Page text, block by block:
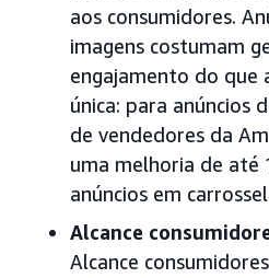
aos consumidores.
imagens costumam
engajamento do que
única: para anúncios
de vendedores da
uma melhoria de até
anúncios em
Alcance
Alcance